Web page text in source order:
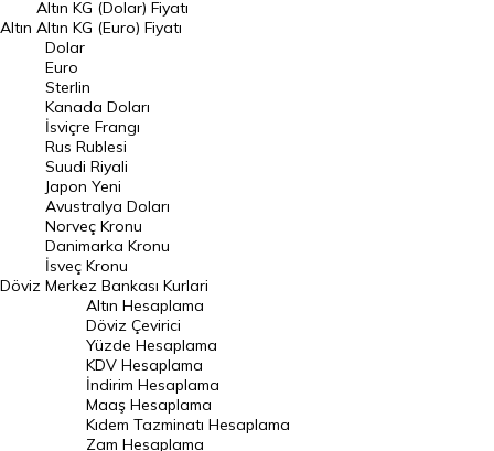
Dolar Kuru
Euro Kuru
Pound Kuru
Frank Kuru
Riyal Kuru
Avustralya Doları
Danimarka Kronu Kuru
Kanada Doları Kuru
Norveç Kronu Kuru
İsveç Kronu Kuru
Japon Yeni Kuru
Serbest Piyasa Döviz Kurları
Merkez Bankası Döviz Kurları
Altın
Altın KG (Dolar) Fiyatı
Altın KG (Euro) Fiyatı
Döviz
Dolar
Euro
Sterlin
Kanada Doları
İsviçre Frangı
Rus Rublesi
Suudi Riyali
Japon Yeni
Avustralya Doları
Norveç Kronu
Danimarka Kronu
İsveç Kronu
Merkez Bankası Kurlari
Altın Hesaplama
Döviz Çevirici
Yüzde Hesaplama
KDV Hesaplama
İndirim Hesaplama
Maaş Hesaplama
Kıdem Tazminatı Hesaplama
Zam Hesaplama